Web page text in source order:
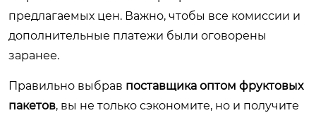
предлагаемых цен. Важно, чтобы все комиссии и
дополнительные платежи были оговорены
заранее.
Правильно выбрав поставщика оптом фруктовых
пакетов, вы не только сэкономите, но и получите